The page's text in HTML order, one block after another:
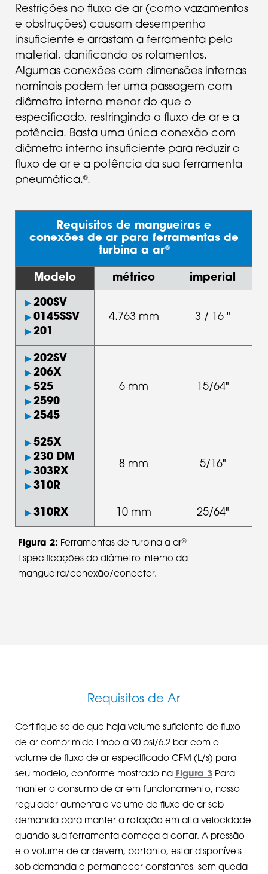
Requisitos de mangueiras e
conexões de ar para ferramentas de
turbina a ar®
Modelo métrico imperial
200SV
0145SSV
201
4.763 mm 3 / 16 "
202SV
206X
525
2590
2545
6 mm 15/64"
525X
230 DM
303RX
310R
8 mm 5/16"
310RX 10 mm 25/64"
Figura 2: Ferramentas de turbina a ar®
Especificações do diâmetro interno da
mangueira/conexão/conector.
Restrições no fluxo de ar (como vazamentos
e obstruções) causam desempenho
insuficiente e arrastam a ferramenta pelo
material, danificando os rolamentos.
Algumas conexões com dimensões internas
nominais podem ter uma passagem com
diâmetro interno menor do que o
especificado, restringindo o fluxo de ar e a
potência. Basta uma única conexão com
diâmetro interno insuficiente para reduzir o
fluxo de ar e a potência da sua ferramenta
pneumática.®.
Requisitos de Ar
Certifique-se de que haja volume suficiente de fluxo
de ar comprimido limpo a 90 psi/6.2 bar com o
volume de fluxo de ar especificado CFM (L/s) para
seu modelo, conforme mostrado na Figura 3 Para
manter o consumo de ar em funcionamento, nosso
regulador aumenta o volume de fluxo de ar sob
demanda para manter a rotação em alta velocidade
quando sua ferramenta começa a cortar. A pressão
e o volume de ar devem, portanto, estar disponíveis
sob demanda e permanecer constantes, sem queda